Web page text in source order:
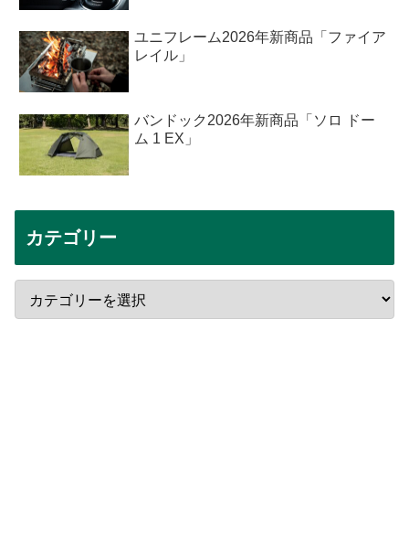
ユニフレーム2026年新商品「ファイア
レイル」
バンドック2026年新商品「ソロ ドー
ム 1 EX」
カテゴリー